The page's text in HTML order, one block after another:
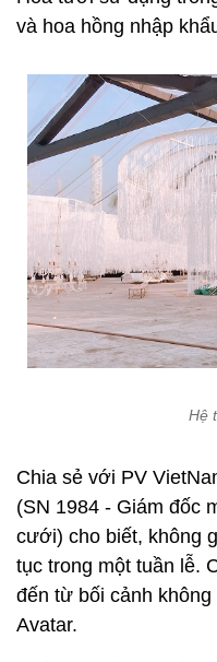
và hoa hồng nhập
Hệ
Chia sẻ với PV
(SN 1984 - Giám đốc
cưới) cho biết, không
tục trong một tuần lễ.
đến từ bối cảnh
Avatar.